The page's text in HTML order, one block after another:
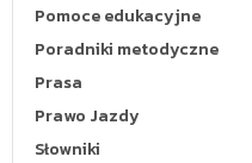
Pomoce edukacyjne
Poradniki metodyczne
Prasa
Prawo Jazdy
Słowniki